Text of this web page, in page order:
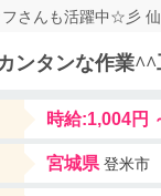
さんも活躍中☆彡
布団もカラーボッ
なのでプライベー
気軽にどうぞ！
ンタンな作業
時給:1,004円
宮城県登米市